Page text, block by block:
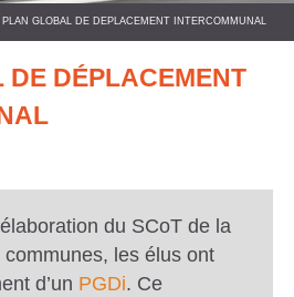
PLAN GLOBAL DE DEPLACEMENT INTERCOMMUNAL
DÉPLACEMENT
du SCoT de la
les élus ont
d’un PGDi. Ce